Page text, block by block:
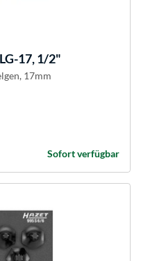
17, 1/2"
17mm
Sofort verfügbar